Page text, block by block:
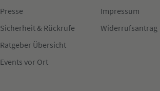
Presse
Sicherheit & Rückrufe
Ratgeber Übersicht
Events vor Ort
Impressum
Widerrufsantrag